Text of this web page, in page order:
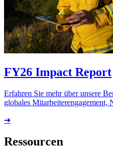
FY26 Impact Report
Erfahren Sie mehr über unsere
globales Mitarbeiterengagement,
➔
Ressourcen